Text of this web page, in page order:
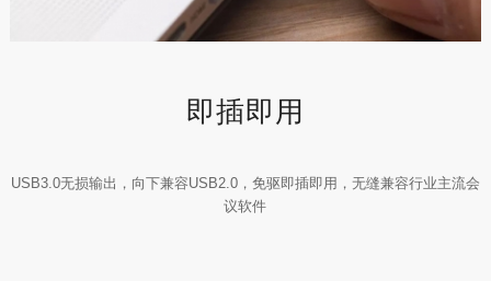
即插即用
USB3.0无损输出，向下兼容USB2.0，免驱即插即用，无缝兼容行业主流会
议软件